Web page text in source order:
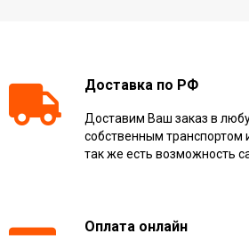
Доставка по РФ
Доставим Ваш заказ в
собственным транспортом
так же есть возможность
Оплата онлайн